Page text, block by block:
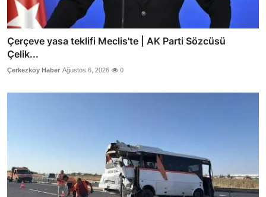
Çerçeve yasa teklifi Meclis'te | AK Parti Sözcüsü
Çelik...
Çerkezköy Haber Ağustos 6, 2026 0